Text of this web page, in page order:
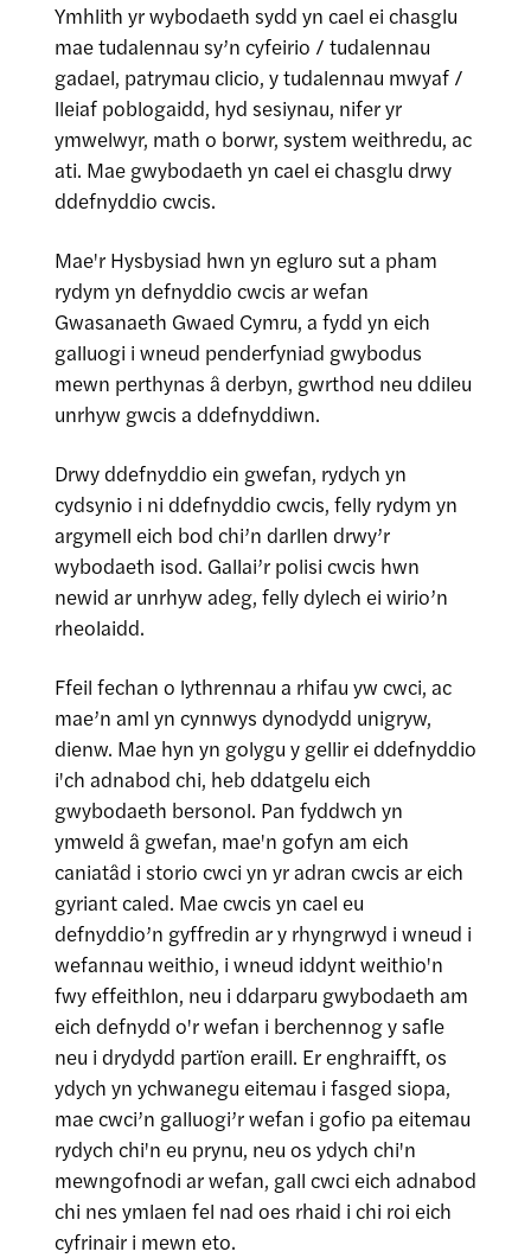
Ymhlith yr wybodaeth sydd yn cael ei chasglu
mae tudalennau sy’n cyfeirio / tudalennau
gadael, patrymau clicio, y tudalennau mwyaf /
lleiaf poblogaidd, hyd sesiynau, nifer yr
ymwelwyr, math o borwr, system weithredu, ac
ati. Mae gwybodaeth yn cael ei chasglu drwy
ddefnyddio cwcis.
Mae'r Hysbysiad hwn yn egluro sut a pham
rydym yn defnyddio cwcis ar wefan
Gwasanaeth Gwaed Cymru, a fydd yn eich
galluogi i wneud penderfyniad gwybodus
mewn perthynas â derbyn, gwrthod neu ddileu
unrhyw gwcis a ddefnyddiwn.
Drwy ddefnyddio ein gwefan, rydych yn
cydsynio i ni ddefnyddio cwcis, felly rydym yn
argymell eich bod chi’n darllen drwy’r
wybodaeth isod. Gallai’r polisi cwcis hwn
newid ar unrhyw adeg, felly dylech ei wirio’n
rheolaidd.
Ffeil fechan o lythrennau a rhifau yw cwci, ac
mae’n aml yn cynnwys dynodydd unigryw,
dienw. Mae hyn yn golygu y gellir ei ddefnyddio
i'ch adnabod chi, heb ddatgelu eich
gwybodaeth bersonol. Pan fyddwch yn
ymweld â gwefan, mae'n gofyn am eich
caniatâd i storio cwci yn yr adran cwcis ar eich
gyriant caled. Mae cwcis yn cael eu
defnyddio’n gyffredin ar y rhyngrwyd i wneud i
wefannau weithio, i wneud iddynt weithio'n
fwy effeithlon, neu i ddarparu gwybodaeth am
eich defnydd o'r wefan i berchennog y safle
neu i drydydd partïon eraill. Er enghraifft, os
ydych yn ychwanegu eitemau i fasged siopa,
mae cwci’n galluogi’r wefan i gofio pa eitemau
rydych chi'n eu prynu, neu os ydych chi'n
mewngofnodi ar wefan, gall cwci eich adnabod
chi nes ymlaen fel nad oes rhaid i chi roi eich
cyfrinair i mewn eto.